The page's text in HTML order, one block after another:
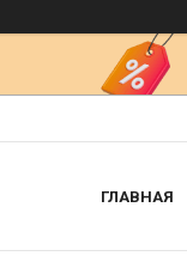
ГЛАВНАЯ